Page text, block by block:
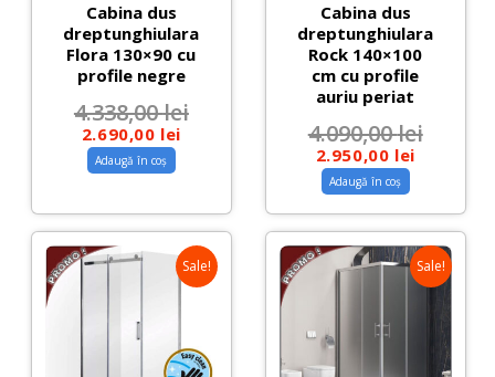
Cabina dus
dreptunghiulara
Flora 130×90 cu
profile negre
4.338,00lei
2.690,00 lei
Adaugă în coș
Cabina dus
dreptunghiulara
Rock 140×100
cm cu profile
auriu periat
4.090,00lei
2.950,00 lei
Adaugă în coș
Sale! Sale!